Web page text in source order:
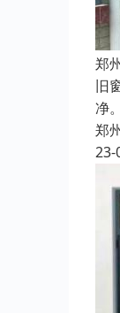
郑
旧
净
郑
23-